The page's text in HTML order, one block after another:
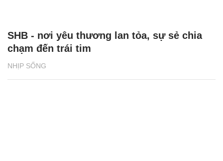
NHỊP SỐNG
SHB - nơi yêu thương lan tỏa, sự sẻ chia
chạm đến trái tim